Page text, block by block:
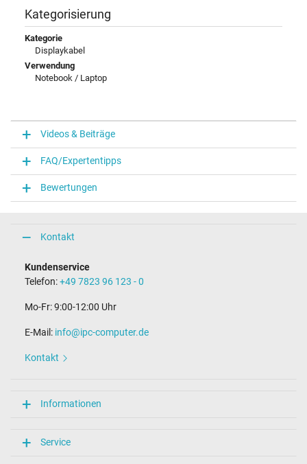
Kategorisierung
Kategorie
Displaykabel
Verwendung
Notebook / Laptop
Videos & Beiträge
FAQ/Expertentipps
Bewertungen
Kontakt
Kundenservice
Telefon:+49 7823 96 123 - 0
Mo-Fr: 9:00-12:00 Uhr
E-Mail: info@ipc-computer.de
Kontakt
Informationen
Service